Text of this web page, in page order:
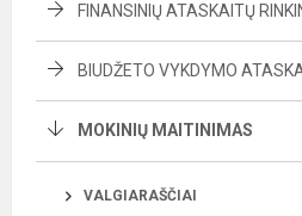
FINANSINIŲ ATASKAITŲ
BIUDŽETO VYKDYMO
MOKINIŲ MAITINIMAS
VALGIARAŠČIAI